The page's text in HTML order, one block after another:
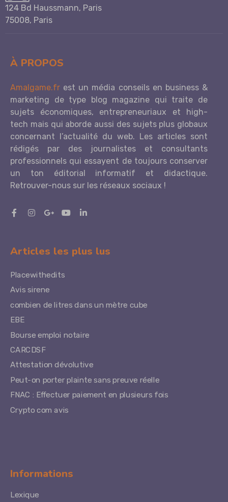
124 Bd Haussmann, Paris
75008, Paris
À PROPOS
Amalgame.fr est un média conseils en business &
marketing de type blog magazine qui traite de
sujets économiques, entrepreneuriaux et high-
tech mais qui aborde aussi des sujets plus globaux
concernant l’actualité du web. Les articles sont
rédigés par des journalistes et consultants
professionnels qui essayent de toujours conserver
un ton éditorial informatif et didactique.
Retrouver-nous sur les réseaux sociaux !
Articles les plus lus
Placewithedits
Avis sirene
combien de litres dans un mètre cube
EBE
Bourse emploi notaire
CARCDSF
Attestation dévolutive
Peut-on porter plainte sans preuve réelle
FNAC : Effectuer paiement en plusieurs fois
Crypto com avis
Informations
Lexique